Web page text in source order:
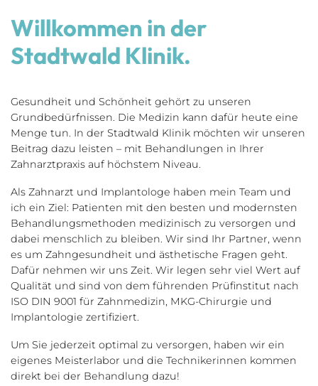
Willkommen in der
Stadtwald Klinik.
Gesundheit und Schönheit gehört zu unseren
Grundbedürfnissen. Die Medizin kann dafür heute eine
Menge tun. In der Stadtwald Klinik möchten wir unseren
Beitrag dazu leisten – mit Behandlungen in Ihrer
Zahnarztpraxis auf höchstem Niveau.
Als Zahnarzt und Implantologe haben mein Team und
ich ein Ziel: Patienten mit den besten und modernsten
Behandlungs­methoden medizinisch zu versorgen und
dabei menschlich zu bleiben. Wir sind Ihr Partner, wenn
es um Zahngesundheit und ästhetische Fragen geht.
Dafür nehmen wir uns Zeit. Wir legen sehr viel Wert auf
Qualität und sind von dem führenden Prüfinstitut nach
ISO DIN 9001 für Zahnmedizin, MKG-Chirurgie und
Implantologie zertifiziert.
Um Sie jederzeit optimal zu versorgen, haben wir ein
eigenes Meisterlabor und die Technikerinnen kommen
direkt bei der Behandlung dazu!